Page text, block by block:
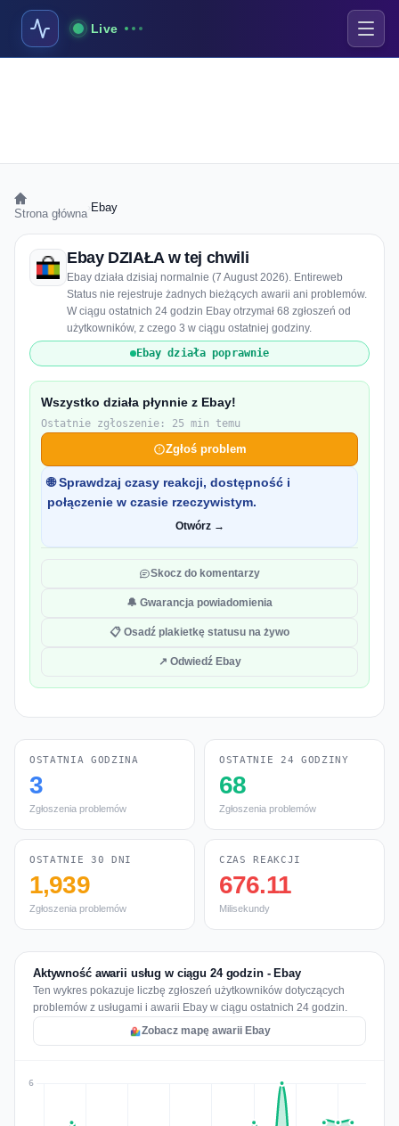
Live
Strona główna Ebay
Ebay DZIAŁA w tej chwili
Ebay działa dzisiaj normalnie (7 August 2026). Entireweb
Status nie rejestruje żadnych bieżących awarii ani problemów.
W ciągu ostatnich 24 godzin Ebay otrzymał 68 zgłoszeń od
użytkowników, z czego 3 w ciągu ostatniej godziny.
Ebay działa poprawnie
Wszystko działa płynnie z Ebay!
Ostatnie zgłoszenie: 25 min temu
Zgłoś problem
🌐 Sprawdzaj czasy reakcji, dostępność i
połączenie w czasie rzeczywistym.
Otwórz →
Skocz do komentarzy
🔔 Gwarancja powiadomienia
📋 Osadź plakietkę statusu na żywo
↗ Odwiedź Ebay
OSTATNIA GODZINA
3
Zgłoszenia problemów
OSTATNIE 24 GODZINY
68
Zgłoszenia problemów
OSTATNIE 30 DNI
1,939
Zgłoszenia problemów
CZAS REAKCJI
676.11
Milisekundy
Aktywność awarii usług w ciągu 24 godzin - Ebay
Ten wykres pokazuje liczbę zgłoszeń użytkowników dotyczących
problemów z usługami i awarii Ebay w ciągu ostatnich 24 godzin.
Zobacz mapę awarii Ebay